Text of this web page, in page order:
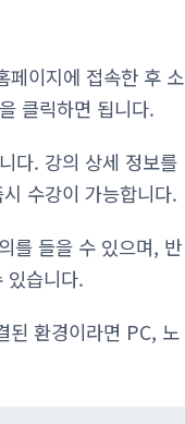
페이지에 접속한 후 소
클릭하면 됩니다.
다. 강의 상세 정보를
수강이 가능합니다.
를 들을 수 있으며, 반
있습니다.
된 환경이라면 PC, 노